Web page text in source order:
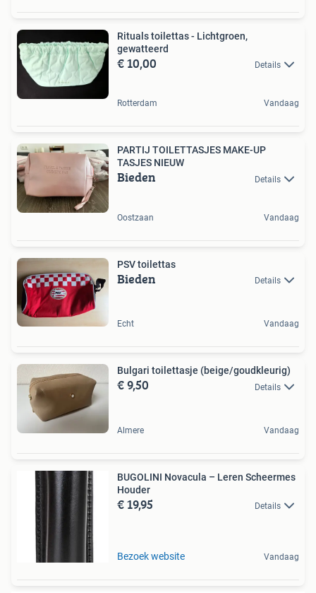
Rituals toilettas - Lichtgroen,
gewatteerd
€ 10,00 Details
Rotterdam Vandaag
PARTIJ TOILETTASJES MAKE-UP
TASJES NIEUW
Bieden Details
Oostzaan Vandaag
PSV toilettas
Bieden Details
Echt Vandaag
Bulgari toilettasje (beige/goudkleurig)
€ 9,50 Details
Almere Vandaag
BUGOLINI Novacula – Leren Scheermes
Houder
€ 19,95 Details
Bezoek website Vandaag